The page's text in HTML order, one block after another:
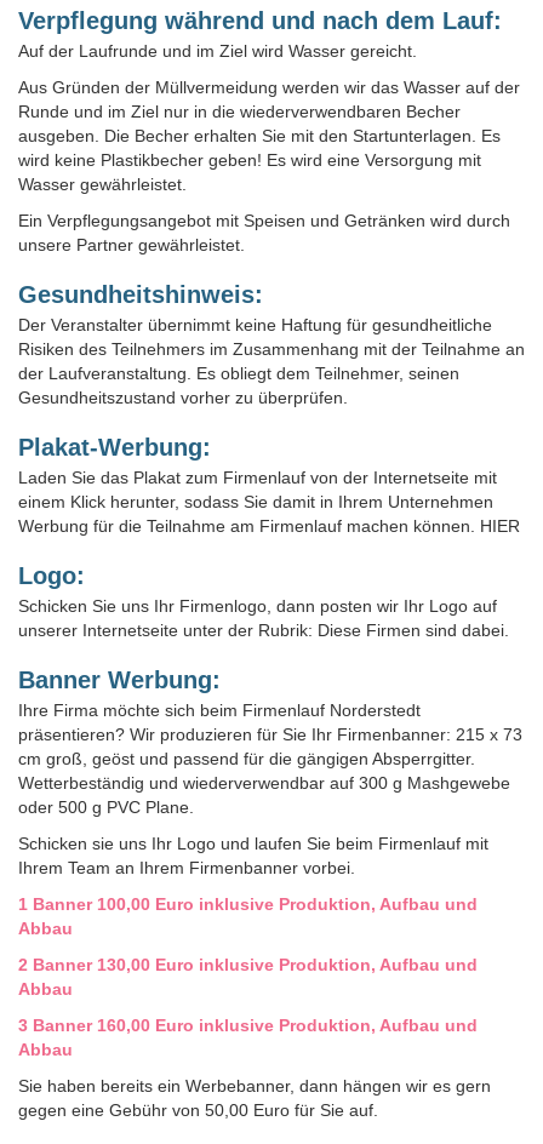
Verpflegung während und nach dem Lauf:
Auf der Laufrunde und im Ziel wird Wasser gereicht.
Aus Gründen der Müllvermeidung werden wir das Wasser auf der
Runde und im Ziel nur in die wiederverwendbaren Becher
ausgeben. Die Becher erhalten Sie mit den Startunterlagen. Es
wird keine Plastikbecher geben! Es wird eine Versorgung mit
Wasser gewährleistet.
Ein Verpflegungsangebot mit Speisen und Getränken wird durch
unsere Partner gewährleistet.
Gesundheitshinweis:
Der Veranstalter übernimmt keine Haftung für gesundheitliche
Risiken des Teilnehmers im Zusammenhang mit der Teilnahme an
der Laufveranstaltung. Es obliegt dem Teilnehmer, seinen
Gesundheitszustand vorher zu überprüfen.
Plakat-Werbung:
Laden Sie das Plakat zum Firmenlauf von der Internetseite mit
einem Klick herunter, sodass Sie damit in Ihrem Unternehmen
Werbung für die Teilnahme am Firmenlauf machen können. HIER
Logo:
Schicken Sie uns Ihr Firmenlogo, dann posten wir Ihr Logo auf
unserer Internetseite unter der Rubrik: Diese Firmen sind dabei.
Banner Werbung:
Ihre Firma möchte sich beim Firmenlauf Norderstedt
präsentieren? Wir produzieren für Sie Ihr Firmenbanner: 215 x 73
cm groß, geöst und passend für die gängigen Absperrgitter.
Wetterbeständig und wiederverwendbar auf 300 g Mashgewebe
oder 500 g PVC Plane.
Schicken sie uns Ihr Logo und laufen Sie beim Firmenlauf mit
Ihrem Team an Ihrem Firmenbanner vorbei.
1 Banner 100,00 Euro inklusive Produktion, Aufbau und
Abbau
2 Banner 130,00 Euro inklusive Produktion, Aufbau und
Abbau
3 Banner 160,00 Euro inklusive Produktion, Aufbau und
Abbau
Sie haben bereits ein Werbebanner, dann hängen wir es gern
gegen eine Gebühr von 50,00 Euro für Sie auf.